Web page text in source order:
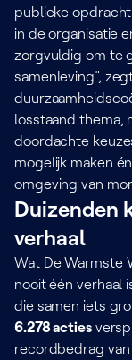
publieke
in de organisatie
zorgvuldig om te
samenleving”,
losstaand thema,
doordachte
mogelijk maken
omgeving van
Duizenden
verhaal
Wat De Warmste
nooit één verhaal
die samen iets
6.278 acties
recordbedrag van